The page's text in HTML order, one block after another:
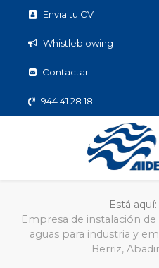
Envia tu CV
Whistleblowing
Contactar
944 41 28 18
Está aquí:
Empresa de instalación
aguas para industria y
Berriz,